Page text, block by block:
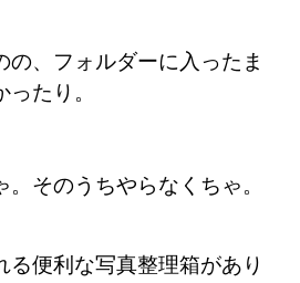
の、フォルダーに入ったま
たり。
そのうちやらなくちゃ。
る便利な写真整理箱があり